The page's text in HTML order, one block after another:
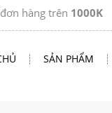
trên1000K
SẢN PHẨM